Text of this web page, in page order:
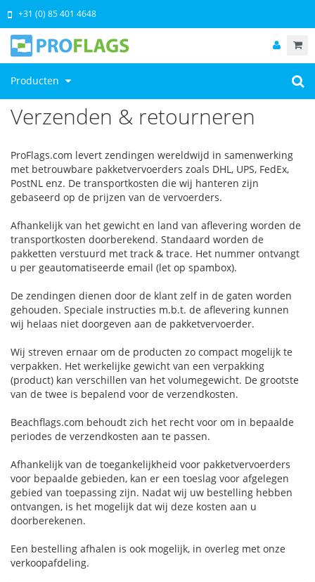
Producten
+31 (0) 85 401 4648
Verzenden & retourneren
ProFlags.com levert zendingen wereldwijd in samenwerking
met betrouwbare pakketvervoerders zoals DHL, UPS, FedEx,
PostNL enz. De transportkosten die wij hanteren zijn
gebaseerd op de prijzen van de vervoerders.
Afhankelijk van het gewicht en land van aflevering worden de
transportkosten doorberekend. Standaard worden de
pakketten verstuurd met track & trace. Het nummer ontvangt
u per geautomatiseerde email (let op spambox).
De zendingen dienen door de klant zelf in de gaten worden
gehouden. Speciale instructies m.b.t. de aflevering kunnen
wij helaas niet doorgeven aan de pakketvervoerder.
Wij streven ernaar om de producten zo compact mogelijk te
verpakken. Het werkelijke gewicht van een verpakking
(product) kan verschillen van het volumegewicht. De grootste
van de twee is bepalend voor de verzendkosten.
Beachflags.com behoudt zich het recht voor om in bepaalde
periodes de verzendkosten aan te passen.
Afhankelijk van de toegankelijkheid voor pakketvervoerders
voor bepaalde gebieden, kan er een toeslag voor afgelegen
gebied van toepassing zijn. Nadat wij uw bestelling hebben
ontvangen, is het mogelijk dat wij deze kosten aan u
doorberekenen.
Een bestelling afhalen is ook mogelijk, in overleg met onze
verkoopafdeling.